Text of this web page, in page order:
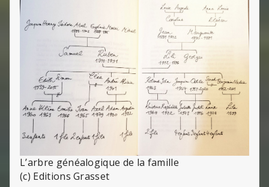
L’arbre généalogique de la famille
(c) Editions Grasset